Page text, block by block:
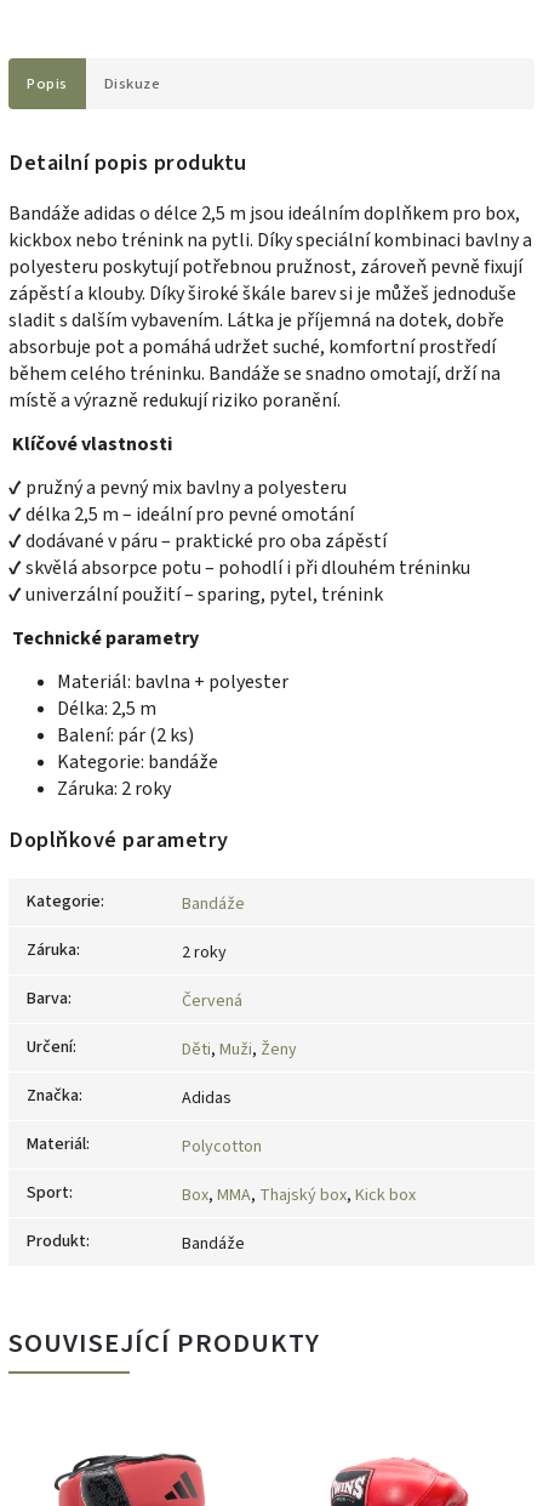
Popis Diskuze
Detailní popis produktu
Bandáže adidas o délce 2,5 m jsou ideálním doplňkem pro box,
kickbox nebo trénink na pytli. Díky speciální kombinaci bavlny a
polyesteru poskytují potřebnou pružnost, zároveň pevně fixují
zápěstí a klouby. Díky široké škále barev si je můžeš jednoduše
sladit s dalším vybavením. Látka je příjemná na dotek, dobře
absorbuje pot a pomáhá udržet suché, komfortní prostředí
během celého tréninku. Bandáže se snadno omotají, drží na
místě a výrazně redukují riziko poranění.
Klíčové vlastnosti
✔ pružný a pevný mix bavlny a polyesteru
✔ délka 2,5 m – ideální pro pevné omotání
✔ dodávané v páru – praktické pro oba zápěstí
✔ skvělá absorpce potu – pohodlí i při dlouhém tréninku
✔ univerzální použití – sparing, pytel, trénink
Technické parametry
Materiál: bavlna + polyester
Délka: 2,5 m
Balení: pár (2 ks)
Kategorie: bandáže
Záruka: 2 roky
Doplňkové parametry
Kategorie:
Bandáže
Záruka:
2 roky
Barva:
Červená
Určení: Děti, Muži, Ženy
Značka:
Adidas
Materiál:
Polycotton
Sport: Box, MMA, Thajský box, Kick box
Produkt: Bandáže
SOUVISEJÍCÍ PRODUKTY